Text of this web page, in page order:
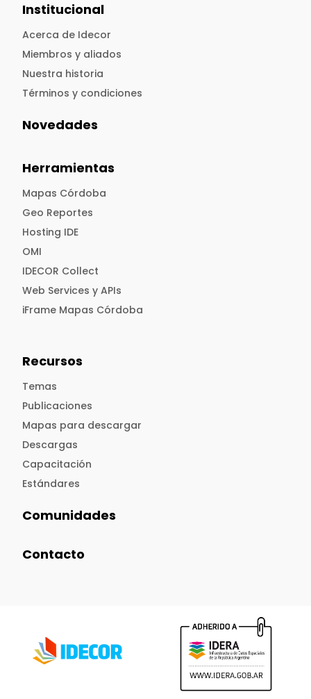
Institucional
Acerca de Idecor
Miembros y aliados
Nuestra historia
Términos y condiciones
Novedades
Herramientas
Mapas Córdoba
Geo Reportes
Hosting IDE
OMI
IDECOR Collect
Web Services y APIs
iFrame Mapas Córdoba
Recursos
Temas
Publicaciones
Mapas para descargar
Descargas
Capacitación
Estándares
Comunidades
Contacto